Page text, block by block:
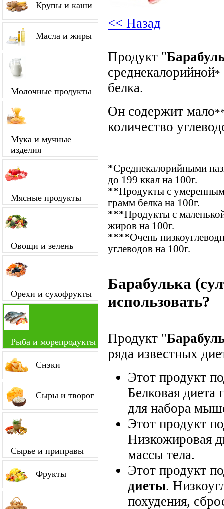
Крупы и каши
Масла и жиры
Молочные продукты
Мука и мучные
изделия
Мясные продукты
Овощи и зелень
Орехи и сухофрукты
Рыба и морепродукты
Снэки
Сыры и творог
Сырье и приправы
Фрукты
<< Назад
Продукт "
среднекалорийной*
белка.
Он содержит мало
количество
*Среднекалорийными
до 199 ккал на 100г.
**Продукты с
грамм белка на 100г.
***Продукты с
жиров на 100г.
****Очень
углеводов на 100г.
Барабулька
использовать?
Продукт "
ряда известных
Этот продукт
Белковая диета
для набора
Этот продукт
Низкожировая
массы тела.
Этот продукт
диеты.
похудения,